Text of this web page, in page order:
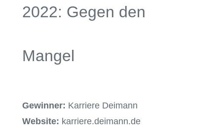
2022: Gegen den
Mangel
Gewinner: Karriere Deimann
Website: karriere.deimann.de